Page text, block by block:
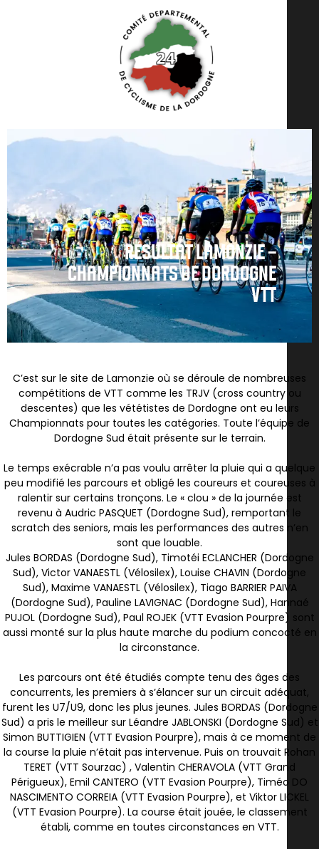
RÉSULTAT LAMONZIE -
CHAMPIONNATS DE DORDOGNE
VTT
C’est sur le site de Lamonzie où se déroule de nombreuses
compétitions de VTT comme les TRJV (cross country ou
descentes) que les vététistes de Dordogne ont eu leurs
Championnats pour toutes les catégories. Toute l’équipe de
Dordogne Sud était présente sur le terrain.
Le temps exécrable n’a pas voulu arrêter la pluie qui a quelque
peu modifié les parcours et obligé les coureurs et coureuses à
ralentir sur certains tronçons. Le « clou » de la journée est
revenu à Audric PASQUET (Dordogne Sud), remportant le
scratch des seniors, mais les performances des autres n’en
sont que louable.
Jules BORDAS (Dordogne Sud), Timotéi ECLANCHER (Dordogne
Sud), Victor VANAESTL (Vélosilex), Louise CHAVIN (Dordogne
Sud), Maxime VANAESTL (Vélosilex), Tiago BARRIER PAIVA
(Dordogne Sud), Pauline LAVIGNAC (Dordogne Sud), Hannaé
PUJOL (Dordogne Sud), Paul ROJEK (VTT Evasion Pourpre) sont
aussi monté sur la plus haute marche du podium concocté en
la circonstance.
Les parcours ont été étudiés compte tenu des âges des
concurrents, les premiers à s’élancer sur un circuit adéquat,
furent les U7/U9, donc les plus jeunes. Jules BORDAS (Dordogne
Sud) a pris le meilleur sur Léandre JABLONSKI (Dordogne Sud) et
Simon BUTTIGIEN (VTT Evasion Pourpre), mais à ce moment de
la course la pluie n’était pas intervenue. Puis on trouvait Rohan
TERET (VTT Sourzac) , Valentin CHERAVOLA (VTT Grand
Périgueux), Emil CANTERO (VTT Evasion Pourpre), Timéo DO
NASCIMENTO CORREIA (VTT Evasion Pourpre), et Viktor LICKEL
(VTT Evasion Pourpre). La course était jouée, le classement
établi, comme en toutes circonstances en VTT.